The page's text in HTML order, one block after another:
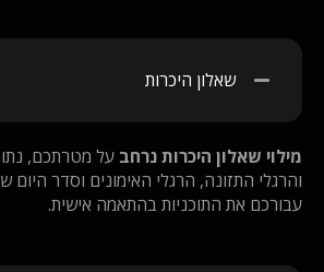
שאלון היכרות
מילוי שאלון היכרות נרחב על מטרתכם,
והרגלי התזונה, הרגלי האימונים וסדר היום
עבורכם את התוכניות בהתאמה אישית.